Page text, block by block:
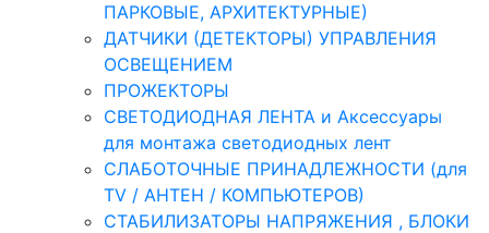
ПАРКОВЫЕ, АРХИТЕКТУРНЫЕ)
ДАТЧИКИ (ДЕТЕКТОРЫ) УПРАВЛЕНИЯ
ОСВЕЩЕНИЕМ
ПРОЖЕКТОРЫ
СВЕТОДИОДНАЯ ЛЕНТА и Аксессуары
для монтажа светодиодных лент
СЛАБОТОЧНЫЕ ПРИНАДЛЕЖНОСТИ (для
TV / АНТЕН / КОМПЬЮТЕРОВ)
СТАБИЛИЗАТОРЫ НАПРЯЖЕНИЯ , БЛОКИ